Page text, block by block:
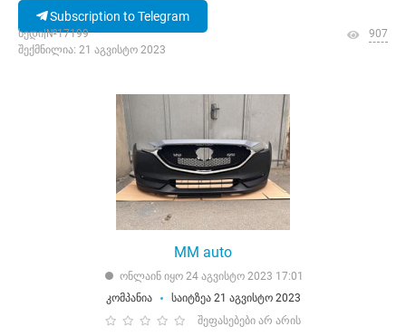
Subscription to Telegram
ხედი|№17199
შექმნილია: 21 აგვისტო 2023
907
MM auto
ონლაინ იყო 24 აგვისტო 2023 17:01
კომპანია
საიტზეა 21 აგვისტო 2023
შეფასებები არ არის